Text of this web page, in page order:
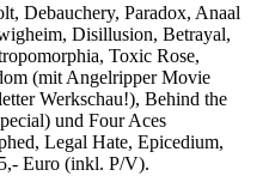
Debauchery, Paradox, Anaal
Disillusion, Betrayal,
Toxic Rose,
(mit Angelripper Movie
Werkschau!), Behind the
und Four Aces
Legal Hate, Epicedium,
Euro (inkl. P/V).